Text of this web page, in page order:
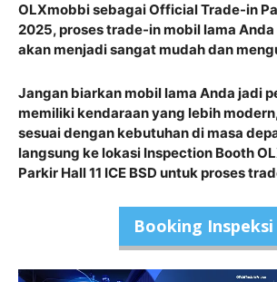
OLXmobbi sebagai Official Trade-in
2025, proses trade-in mobil lama
akan menjadi sangat mudah dan
Jangan biarkan mobil lama Anda jadi
memiliki kendaraan yang lebih
sesuai dengan kebutuhan di masa
langsung ke lokasi Inspection Booth
Parkir Hall 11 ICE BSD untuk proses
Booking Inspeksi